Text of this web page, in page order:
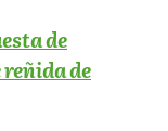
de
de